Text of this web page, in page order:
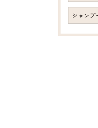
シャンプ